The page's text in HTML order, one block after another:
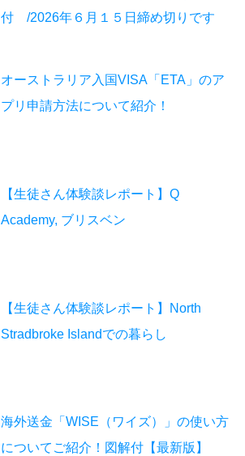
付 /2026年６月１５日締め切りです
オーストラリア入国VISA「ETA」のア
プリ申請方法について紹介！
【生徒さん体験談レポート】Q
Academy, ブリスベン
【生徒さん体験談レポート】North
Stradbroke Islandでの暮らし
海外送金「WISE（ワイズ）」の使い方
についてご紹介！図解付【最新版】